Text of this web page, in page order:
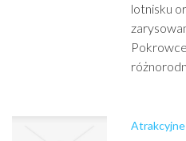
lotnisku
Atrakcyjne